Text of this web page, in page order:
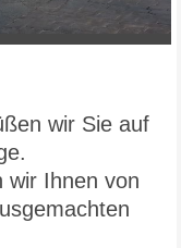
wir Sie auf
wir Ihnen von